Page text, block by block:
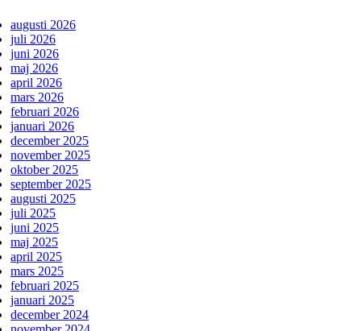
augusti 2026
juli 2026
juni 2026
maj 2026
april 2026
mars 2026
februari 2026
januari 2026
december 2025
november 2025
oktober 2025
september 2025
augusti 2025
juli 2025
juni 2025
maj 2025
april 2025
mars 2025
februari 2025
januari 2025
december 2024